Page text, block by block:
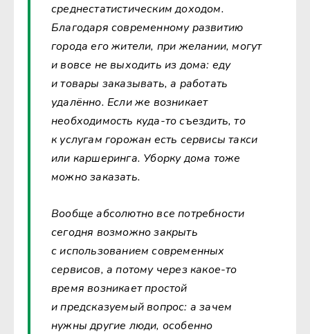
среднестатистическим доходом.
Благодаря современному развитию
города его жители, при желании, могут
и вовсе не выходить из дома: еду
и товары заказывать, а работать
удалённо. Если же возникает
необходимость куда-то съездить, то
к услугам горожан есть сервисы такси
или каршеринга. Уборку дома тоже
можно заказать.
Вообще абсолютно все потребности
сегодня возможно закрыть
с использованием современных
сервисов, а потому через какое-то
время возникает простой
и предсказуемый вопрос: а зачем
нужны другие люди, особенно